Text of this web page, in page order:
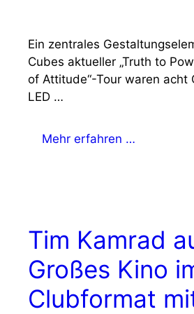
Ein zentrales
Cubes aktueller „Truth to
of Attitude“-Tour waren acht
LED …
Mehr erfahren …
Tim Kamrad
Großes Kino
Clubformat